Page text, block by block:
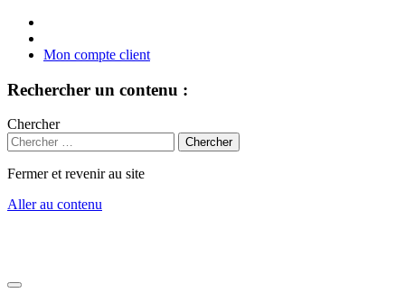
Mon compte client
Rechercher un contenu :
Chercher
Fermer et revenir au site
Aller au contenu